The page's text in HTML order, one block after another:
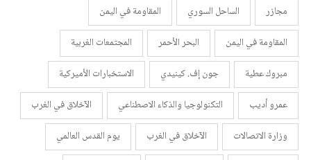
مجازر
الساحل السوري
المقاومة في اليمن
المقاومة في اليمن
البحر الأحمر
المجتمعات الغربية
مبروك عطية
جون إف. كينيدي
الاستخبارات الأميركية
عمرو أديب
التكنولوجيا والذكاء الاصطناعي
الآخلاق في الغرب
وزارة الاتصالات
الآخلاق في الغرب
يوم القدس العالمي